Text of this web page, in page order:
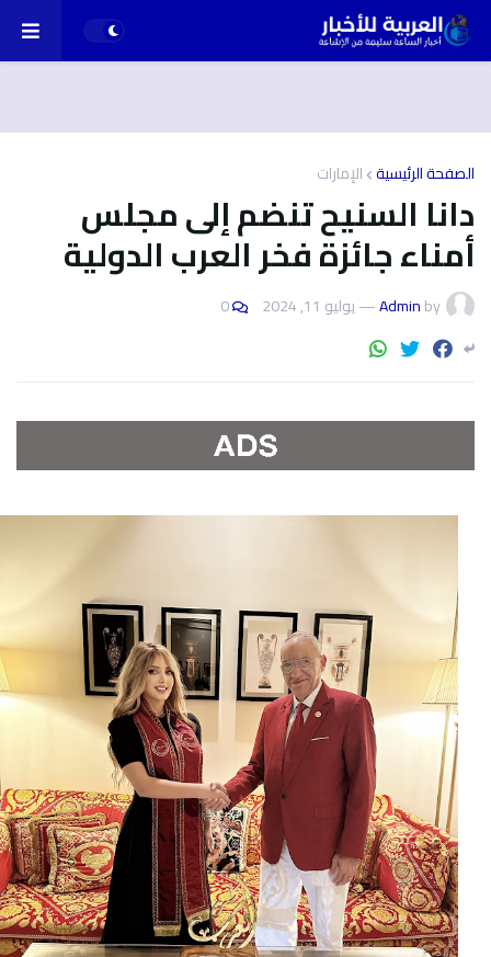
الصفحة الرئيسية الإمارات
دانا السنيح تنضم إلى مجلس
أمناء جائزة فخر العرب الدولية
by
Admin
—يوليو 11, 2024 0